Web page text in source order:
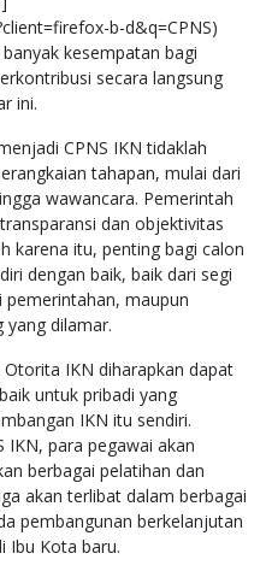
b-d&q=CPNS)
kesempatan bagi
secara langsung
ini.
CPNS IKN tidaklah
tahapan, mulai dari
wawancara. Pemerintah
dan objektivitas
karena itu, penting bagi calon
dengan baik, baik dari segi
maupun
yang dilamar.
Otorita IKN diharapkan dapat
untuk pribadi yang
IKN itu sendiri.
IKN, para pegawai akan
berbagai pelatihan dan
akan terlibat dalam berbagai
pembangunan berkelanjutan
Ibu Kota baru.